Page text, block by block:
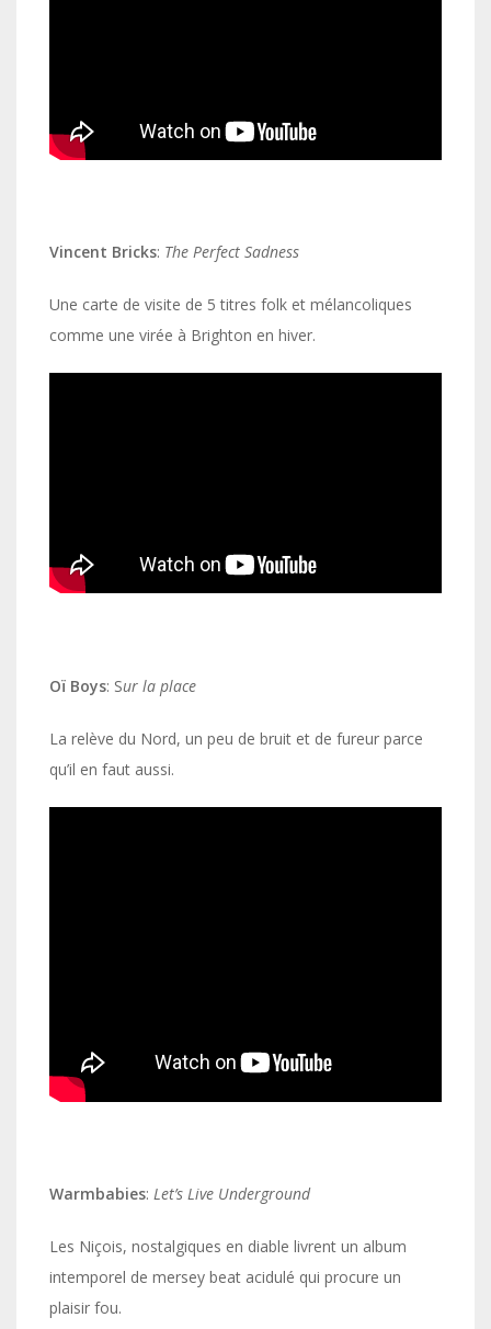
Vincent Bricks: The Perfect Sadness
Une carte de visite de 5 titres folk et mélancoliques
comme une virée à Brighton en hiver.
Oï Boys: Sur la place
La relève du Nord, un peu de bruit et de fureur parce
qu’il en faut aussi.
Warmbabies: Let’s Live Underground
Les Niçois, nostalgiques en diable livrent un album
intemporel de mersey beat acidulé qui procure un
plaisir fou.